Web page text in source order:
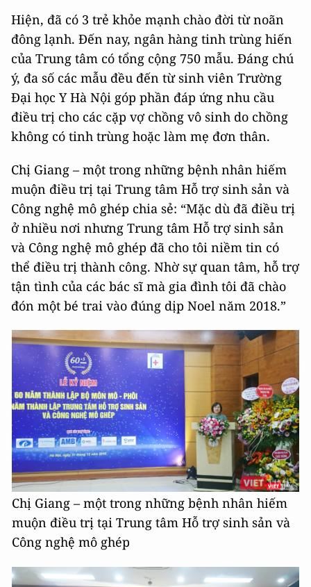
Hiện, đã có 3 trẻ khỏe mạnh chào đời từ noãn
đông lạnh. Đến nay, ngân hàng tinh trùng hiến
của Trung tâm có tổng cộng 750 mẫu. Đáng chú
ý, đa số các mẫu đều đến từ sinh viên Trường
Đại học Y Hà Nội góp phần đáp ứng nhu cầu
điều trị cho các cặp vợ chồng vô sinh do chồng
không có tinh trùng hoặc làm mẹ đơn thân.
Chị Giang – một trong những bệnh nhân hiếm
muộn điều trị tại Trung tâm Hỗ trợ sinh sản và
Công nghệ mô ghép chia sẻ: “Mặc dù đã điều trị
ở nhiều nơi nhưng Trung tâm Hỗ trợ sinh sản
và Công nghệ mô ghép đã cho tôi niềm tin có
thể điều trị thành công. Nhờ sự quan tâm, hỗ trợ
tận tình của các bác sĩ mà gia đình tôi đã chào
đón một bé trai vào đúng dịp Noel năm 2018.”
Chị Giang – một trong những bệnh nhân hiếm
muộn điều trị tại Trung tâm Hỗ trợ sinh sản và
Công nghệ mô ghép